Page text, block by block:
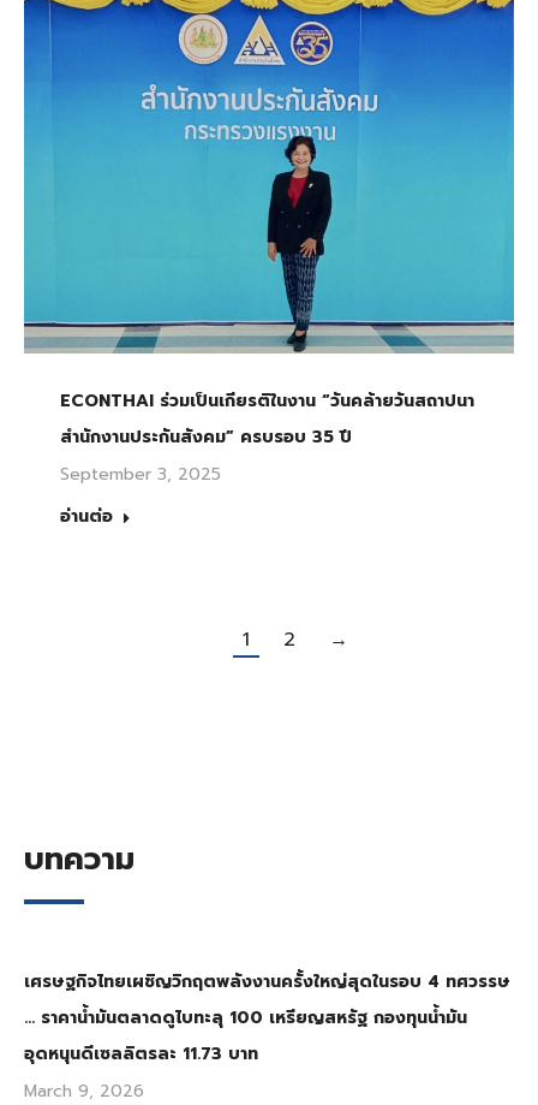
ECONTHAI ร่วมเป็นเกียรติในงาน “วันคล้ายวันสถาปนา
สำนักงานประกันสังคม” ครบรอบ 35 ปี
September 3, 2025
อ่านต่อ
1 2 →
บทความ
เศรษฐกิจไทยเผชิญวิกฤตพลังงานครั้งใหญ่สุดในรอบ 4 ทศวรรษ
… ราคาน้ำมันตลาดดูไบทะลุ 100 เหรียญสหรัฐ กองทุนน้ำมัน
อุดหนุนดีเซลลิตรละ 11.73 บาท
March 9, 2026